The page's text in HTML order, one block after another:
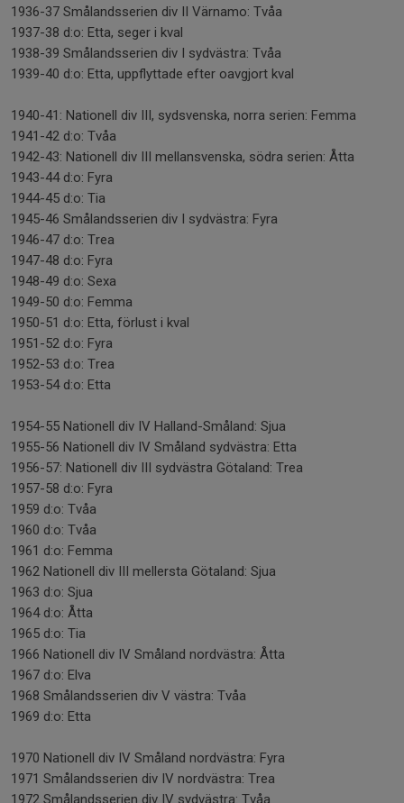
1936-37 Smålandsserien div II Värnamo: Tvåa
1937-38 d:o: Etta, seger i kval
1938-39 Smålandsserien div I sydvästra: Tvåa
1939-40 d:o: Etta, uppflyttade efter oavgjort kval
1940-41: Nationell div III, sydsvenska, norra serien: Femma
1941-42 d:o: Tvåa
1942-43: Nationell div III mellansvenska, södra serien: Åtta
1943-44 d:o: Fyra
1944-45 d:o: Tia
1945-46 Smålandsserien div I sydvästra: Fyra
1946-47 d:o: Trea
1947-48 d:o: Fyra
1948-49 d:o: Sexa
1949-50 d:o: Femma
1950-51 d:o: Etta, förlust i kval
1951-52 d:o: Fyra
1952-53 d:o: Trea
1953-54 d:o: Etta
1954-55 Nationell div IV Halland-Småland: Sjua
1955-56 Nationell div IV Småland sydvästra: Etta
1956-57: Nationell div III sydvästra Götaland: Trea
1957-58 d:o: Fyra
1959 d:o: Tvåa
1960 d:o: Tvåa
1961 d:o: Femma
1962 Nationell div III mellersta Götaland: Sjua
1963 d:o: Sjua
1964 d:o: Åtta
1965 d:o: Tia
1966 Nationell div IV Småland nordvästra: Åtta
1967 d:o: Elva
1968 Smålandsserien div V västra: Tvåa
1969 d:o: Etta
1970 Nationell div IV Småland nordvästra: Fyra
1971 Smålandsserien div IV nordvästra: Trea
1972 Smålandsserien div IV sydvästra: Tvåa